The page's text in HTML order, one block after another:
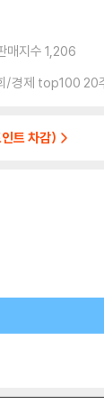
매지수 1,206
/경제 top100 20
트 차감)